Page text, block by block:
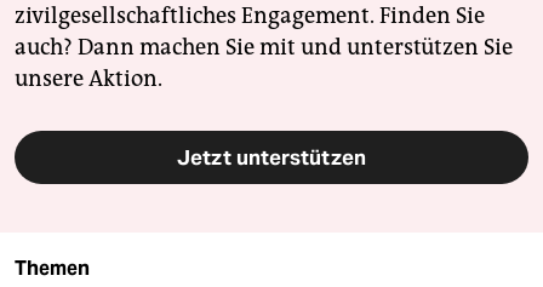
zivilgesellschaftliches Engagement. Finden Sie
auch? Dann machen Sie mit und unterstützen Sie
unsere Aktion.
Jetzt unterstützen
Themen